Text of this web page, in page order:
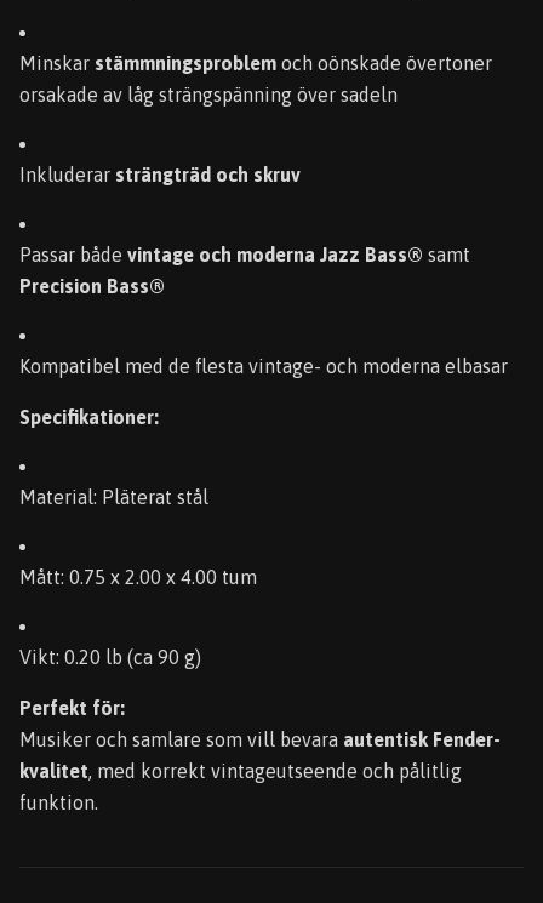
Minskar stämmningsproblem och oönskade övertoner
orsakade av låg strängspänning över sadeln
Inkluderar strängträd och skruv
Passar både vintage och moderna Jazz Bass® samt
Precision Bass®
Kompatibel med de flesta vintage- och moderna elbasar
Specifikationer:
Material: Pläterat stål
Mått: 0.75 x 2.00 x 4.00 tum
Vikt: 0.20 lb (ca 90 g)
Perfekt för:
Musiker och samlare som vill bevara autentisk Fender-
kvalitet, med korrekt vintageutseende och pålitlig
funktion.